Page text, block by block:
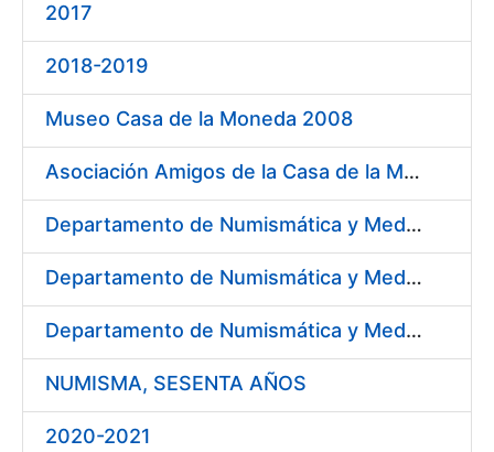
Mostra/Amaga
2017
2018-2019
Museo Casa de la Moneda 2008
Asociación Amigos de la Casa de la Moneda de Segovia 2009
Departamento de Numismática y Medallística - Museo Arqueológico Nacional 2009
Departamento de Numismática y Medallística. Museo Arqueológico Nacional 2010
Departamento de Numismática y Medallística. Museo Arqueológico Nacional 2011
NUMISMA, SESENTA AÑOS
2020-2021